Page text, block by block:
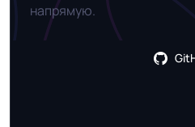
напрямую.